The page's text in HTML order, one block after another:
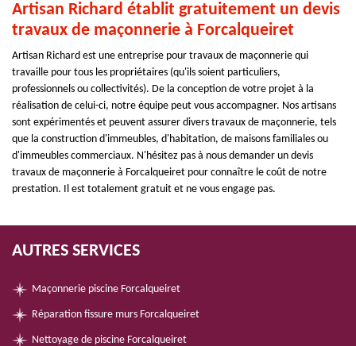
Artisan Richard établit gratuitement un devis
travaux de maçonnerie à Forcalqueiret
Artisan Richard est une entreprise pour travaux de maçonnerie qui
travaille pour tous les propriétaires (qu'ils soient particuliers,
professionnels ou collectivités). De la conception de votre projet à la
réalisation de celui-ci, notre équipe peut vous accompagner. Nos artisans
sont expérimentés et peuvent assurer divers travaux de maçonnerie, tels
que la construction d'immeubles, d'habitation, de maisons familiales ou
d'immeubles commerciaux. N'hésitez pas à nous demander un devis
travaux de maçonnerie à Forcalqueiret pour connaître le coût de notre
prestation. Il est totalement gratuit et ne vous engage pas.
AUTRES SERVICES
Maçonnerie piscine Forcalqueiret
Réparation fissure murs Forcalqueiret
Nettoyage de piscine Forcalqueiret